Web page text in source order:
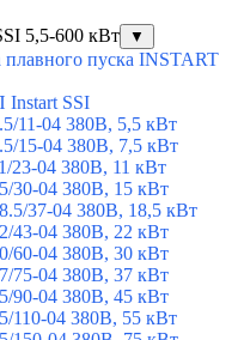
5,5-600 кВт
▼
плавного пуска INSTART
SSI
11-04 380В, 5,5 кВт
15-04 380В, 7,5 кВт
23-04 380В, 11 кВт
30-04 380В, 15 кВт
37-04 380В, 18,5 кВт
43-04 380В, 22 кВт
60-04 380В, 30 кВт
75-04 380В, 37 кВт
90-04 380В, 45 кВт
110-04 380В, 55 кВт